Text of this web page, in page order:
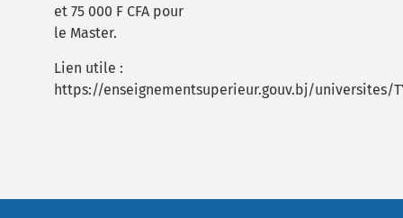
et 75 000 F CFA pour
le Master.
Lien utile :
https://enseignementsuperieur.gouv.bj/universites/